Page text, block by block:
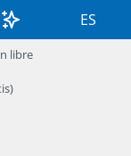
ES
libre